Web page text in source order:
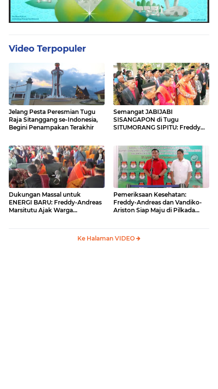
Video Terpopuler
Jelang Pesta Peresmian Tugu
Raja Sitanggang se-Indonesia,
Begini Penampakan Terakhir
Semangat JABIJABI
SISANGAPON di Tugu
SITUMORANG SIPITU: Freddy
Dukungan Massal untuk
ENERGI BARU: Freddy-Andreas
Marsitutu Ajak Warga
Pemeriksaan Kesehatan:
Freddy-Andreas dan Vandiko-
Ariston Siap Maju di Pilkada
Ke Halaman VIDEO